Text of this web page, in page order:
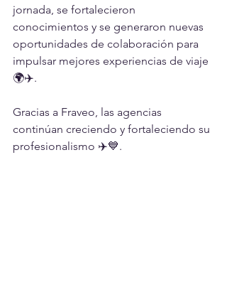
jornada, se fortalecieron
conocimientos y se generaron nuevas
oportunidades de colaboración para
impulsar mejores experiencias de viaje
🌍✈️.
Gracias a Fraveo, las agencias
continúan creciendo y fortaleciendo su
profesionalismo ✈️💙.